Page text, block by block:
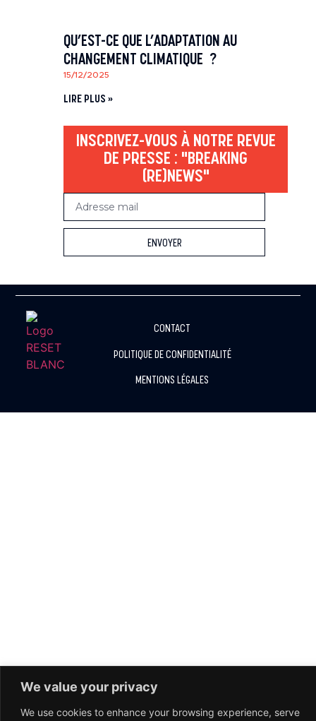
We value your privacy
We use cookies to enhance your browsing experience, serve
QU’EST-CE QUE L’ADAPTATION AU
CHANGEMENT CLIMATIQUE ?
15/12/2025
LIRE PLUS »
INSCRIVEZ-VOUS À NOTRE REVUE
DE PRESSE : "BREAKING
(RE)NEWS"
ENVOYER
CONTACT
POLITIQUE DE CONFIDENTIALITÉ
MENTIONS LÉGALES